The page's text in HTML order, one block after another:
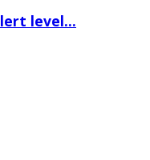
level...